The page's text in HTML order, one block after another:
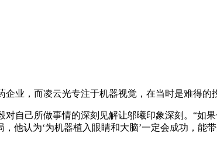
业，而凌云光专注于机器视觉，在当时是难得
自己所做事情的深刻见解让邬曦印象深刻。“如
他认为‘为机器植入眼睛和大脑’一定会成功，能